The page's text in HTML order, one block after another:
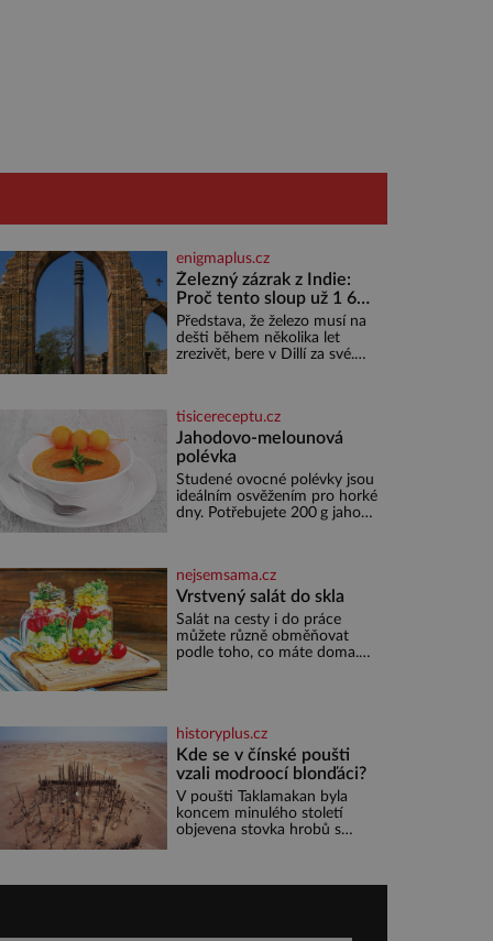
enigmaplus.cz
Železný zázrak z Indie:
Proč tento sloup už 1 600
let nezná rez?
Představa, že železo musí na
dešti během několika let
zrezivět, bere v Dillí za své.
přibližně 1 600 let odolává
počasí
tisicereceptu.cz
Jahodovo-melounová
polévka
Studené ovocné polévky jsou
ideálním osvěžením pro horké
dny. Potřebujete 200 g jahod
medu 200 g zakysané sm
nejsemsama.cz
Vrstvený salát do skla
Salát na cesty i do práce
můžete různě obměňovat
podle toho, co máte doma.
nebo jiného salátu (římský
salát, polníček…) ✿ 1 malá
konzerva kukuřice ✿ ½
okurky ✿ 2 rajčata Zálivka: ✿
4 lžíce olivového oleje ✿ 1
lžíci citronové šťávy ✿ ½
stroužku
historyplus.cz
Kde se v čínské poušti
vzali modroocí blonďáci?
V poušti Taklamakan byla
koncem minulého století
objevena stovka hrobů s